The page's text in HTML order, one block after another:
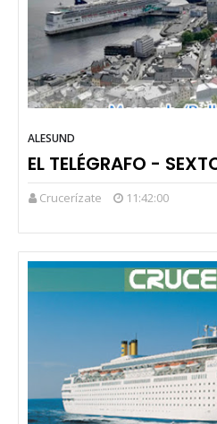
ALESUND
EL TELÉGRAFO -
Crucerízate 11:42:00